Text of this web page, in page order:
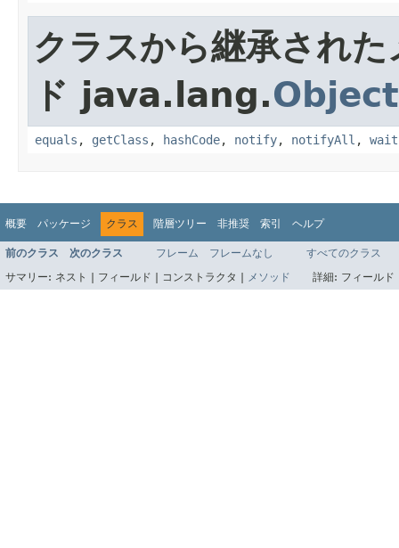
クラスから継承された
ド java.lang.Object
equals , getClass , hashCode, notify, notifyAll , wait
概要 パッケージ クラス 階層ツリー 非推奨 索引 ヘルプ
前のクラス 次のクラス フレーム フレームなし
すべてのクラス
サマリー: ネスト | フィールド | コンストラクタ | メソッド 詳細: フィール